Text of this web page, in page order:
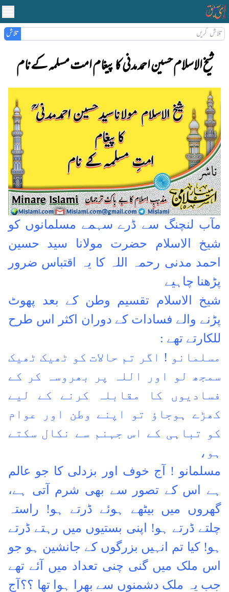
تلاش
شیخ الاسلام حسین احمد مدنی کا پیغام امت مسلمہ کے نام
مآب لنچنگ سے ڈرے سہمے مسلمانوں کو
شیخ الاسلام حضرت مولانا سید حسین
احمد مدنی رحمہ اللہ کا یہ اقتباس ضرور
پڑھنا چاہیے
شیخ الاسلام تقسیم وطن کے بعد پھوٹ
پڑنے والے فسادات کے دوران اکثر اس طرح
للکارتے تھے :
مسلمانو ! اگر تم حالات کو ٹھیک ٹھیک
سمجھ لو اور اللہ پر بھروسہ کر کے
فسادیوں کا مقابلہ کرنے کے لیے
کھڑے ہوجاؤ تو اپنے وطن اور عوام
کو تباہی کے اس جہنم سے نکال سکتے
ہو،
مسلمانو ! آج خوف اور بزدلی کا جو عالم
ہے اس کے تصور سے بھی شرم آتی ہے،
گھروں میں بیٹھے ہوئے ڈرتے ہو! راستہ
چلتے ڈرتے ہو! اپنی بستیوں میں رہتے ڈرتے
ہو! کیا تم انہیں بزرگوں کے جانشین ہو جو
اس ملک میں گنی چنی تعداد میں آئے تھے
جب یہ ملک دشمنوں سے بھرا ہوا تھا ؟؟ آج